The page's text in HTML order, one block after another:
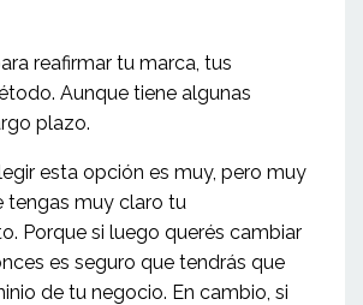
reafirmar tu marca, tus
Aunque tiene algunas
plazo.
esta opción es muy, pero muy
tengas muy claro tu
Porque si luego querés cambiar
es seguro que tendrás que
de tu negocio. En cambio, si